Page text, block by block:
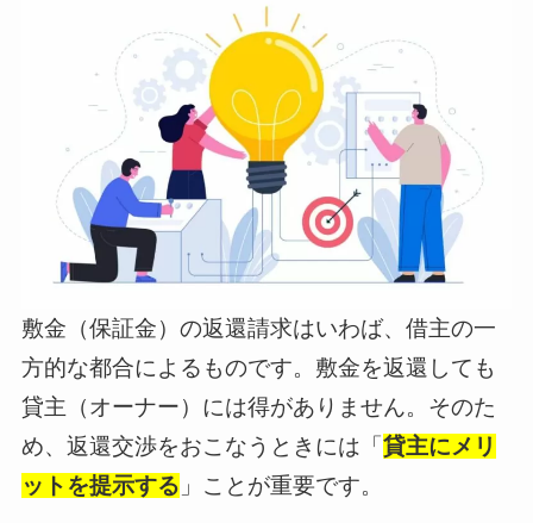
敷金（保証金）の返還請求はいわば、借主の一
方的な都合によるものです。敷金を返還しても
貸主（オーナー）には得がありません。そのた
め、返還交渉をおこなうときには「 貸主にメリ
ットを提示する 」ことが重要です。